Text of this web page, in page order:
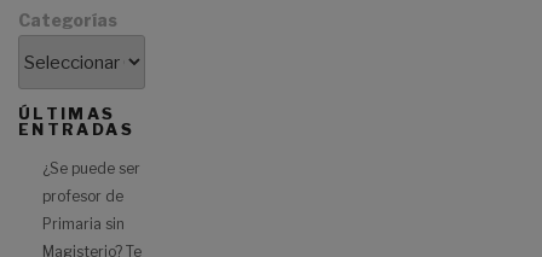
Categorías
ÚLTIMAS
ENTRADAS
¿Se puede ser
profesor de
Primaria sin
Magisterio? Te